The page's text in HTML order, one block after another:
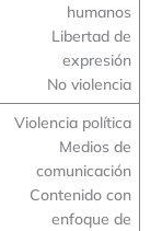
humanos
Libertad de
expresión
No violencia
Violencia política
Medios de
comunicación
Contenido con
enfoque de